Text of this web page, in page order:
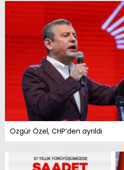
Özgür Özel, CHP’den ayrıldı